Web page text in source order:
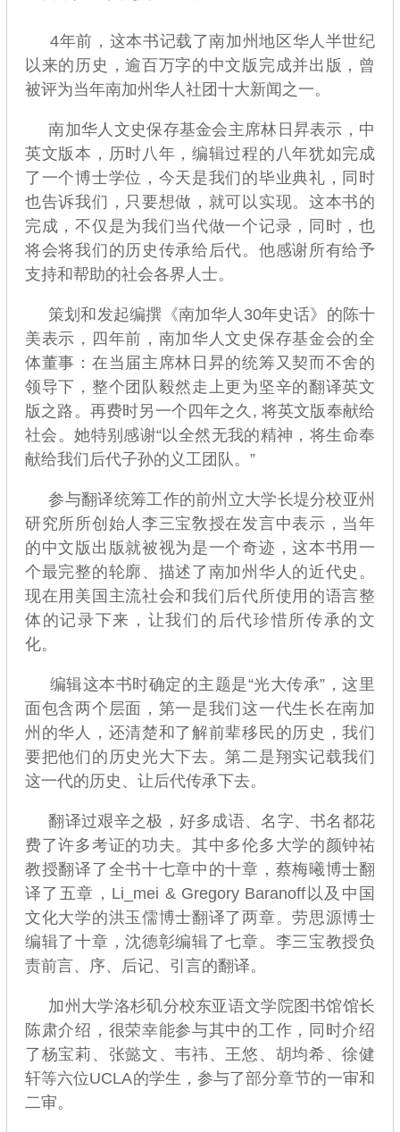
4年前，这本书记载了南加州地区华人半世纪
以来的历史，逾百万字的中文版完成并出版，曾
被评为当年南加州华人社团十大新闻之一。
南加华人文史保存基金会主席林日昇表示，中
英文版本，历时八年，编辑过程的八年犹如完成
了一个博士学位，今天是我们的毕业典礼，同时
也告诉我们，只要想做，就可以实现。这本书的
完成，不仅是为我们当代做一个记录，同时，也
将会将我们的历史传承给后代。他感谢所有给予
支持和帮助的社会各界人士。
策划和发起编撰《南加华人30年史话》的陈十
美表示，四年前，南加华人文史保存基金会的全
体董事：在当届主席林日昇的统筹又契而不舍的
领导下，整个团队毅然走上更为坚辛的翻译英文
版之路。再费时另一个四年之久, 将英文版奉献给
社会。她特别感谢“以全然无我的精神，将生命奉
献给我们后代子孙的义工团队。”
参与翻译统筹工作的前州立大学长堤分校亚州
研究所所创始人李三宝敎授在发言中表示，当年
的中文版出版就被视为是一个奇迹，这本书用一
个最完整的轮廓、描述了南加州华人的近代史。
现在用美国主流社会和我们后代所使用的语言整
体的记录下来，让我们的后代珍惜所传承的文
化。
编辑这本书时确定的主题是“光大传承”，这里
面包含两个层面，第一是我们这一代生长在南加
州的华人，还清楚和了解前辈移民的历史，我们
要把他们的历史光大下去。第二是翔实记载我们
这一代的历史、让后代传承下去。
翻译过艰辛之极，好多成语、名字、书名都花
费了许多考证的功夫。其中多伦多大学的颜钟祐
教授翻译了全书十七章中的十章，蔡梅曦博士翻
译了五章，Li_mei & Gregory Baranoff以及中国
文化大学的洪玉儒博士翻译了两章。劳思源博士
编辑了十章，沈德彰编辑了七章。李三宝教授负
责前言、序、后记、引言的翻译。
加州大学洛杉矶分校东亚语文学院图书馆馆长
陈肃介绍，很荣幸能参与其中的工作，同时介绍
了杨宝莉、张懿文、韦祎、王悠、胡均希、徐健
轩等六位UCLA的学生，参与了部分章节的一审和
二审。